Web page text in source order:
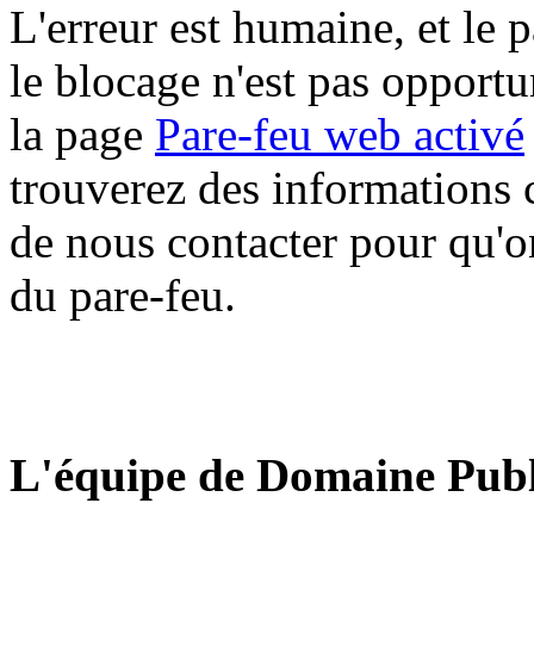
L'erreur est humaine, et le
le blocage n'est pas
la page Pare-feu web activé
trouverez des informations
de nous contacter pour
du pare-feu.
L'équipe de Domaine